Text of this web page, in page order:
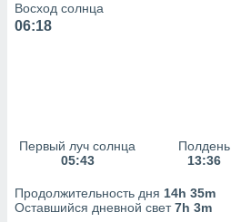
Восход солнца
06:18
Первый луч солнца
05:43
Полдень
13:36
Продолжительность дня 14h 35m
Оставшийся дневной свет7h 3m